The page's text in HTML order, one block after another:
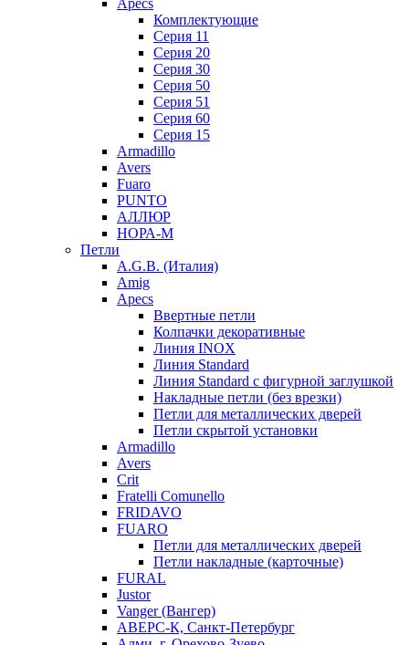
Apecs
Комплектующие
Серия 11
Серия 20
Серия 30
Серия 50
Серия 51
Серия 60
Серия 15
Armadillo
Avers
Fuaro
PUNTO
АЛЛЮР
НОРА-М
Петли
A.G.B. (Италия)
Amig
Apecs
Ввертные петли
Колпачки декоративные
Линия INOX
Линия Standard
Линия Standard с фигурной заглушкой
Накладные петли (без врезки)
Петли для металлических дверей
Петли скрытой установки
Armadillo
Avers
Crit
Fratelli Comunello
FRIDAVO
FUARO
Петли для металлических дверей
Петли накладные (карточные)
FURAL
Justor
Vanger (Вангер)
АВЕРС-К, Санкт-Петербург